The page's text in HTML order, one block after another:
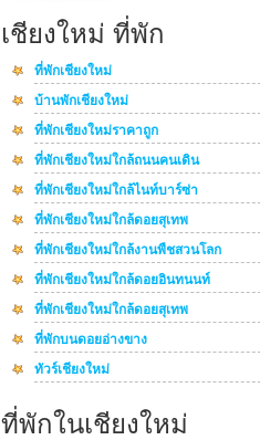
เชียงใหม่ ที่พัก
ที่พักเชียงใหม่
บ้านพักเชียงใหม่
ที่พักเชียงใหม่ราคาถูก
ที่พักเชียงใหม่ใกล้ถนนคนเดิน
ที่พักเชียงใหม่ใกล้ไนท์บาร์ซ่า
ที่พักเชียงใหม่ใกล้ดอยสุเทพ
ที่พักเชียงใหม่ใกล้งานพืชสวนโลก
ที่พักเชียงใหม่ใกล้ดอยอินทนนท์
ที่พักเชียงใหม่ใกล้ดอยสุเทพ
ที่พักบนดอยอ่างขาง
ทัวร์เชียงใหม่
ที่พักในเชียงใหม่